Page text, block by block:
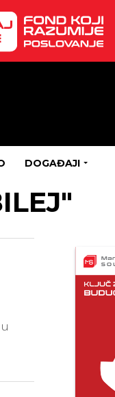
DOGAĐAJI